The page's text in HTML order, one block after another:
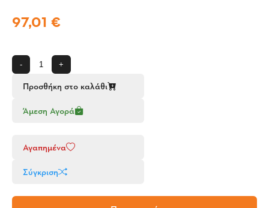
97,01 €
- +
Προσθήκη στο καλάθι
Άμεση Αγορά
Αγαπημένα
Σύγκριση